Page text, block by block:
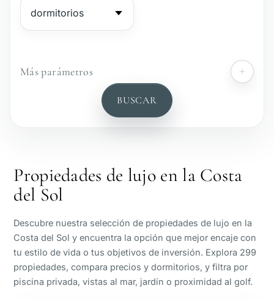
№
Vista al mar
Vista panorámica
Vista al campo de golf
Más parámetros
BUSCAR
Propiedades de lujo en la Costa
del Sol
Descubre nuestra selección de propiedades de lujo en la
Costa del Sol y encuentra la opción que mejor encaje con
tu estilo de vida o tus objetivos de inversión. Explora 299
propiedades, compara precios y dormitorios, y filtra por
piscina privada, vistas al mar, jardín o proximidad al golf.